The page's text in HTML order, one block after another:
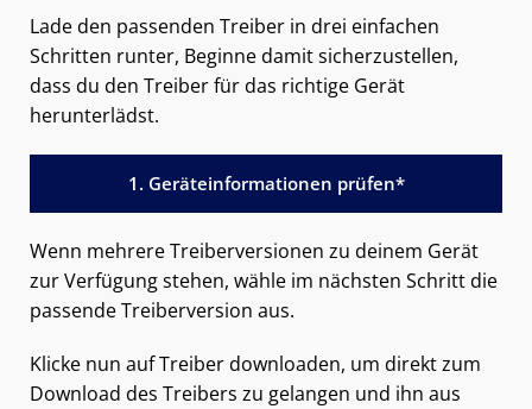
Lade den passenden Treiber in drei einfachen
Schritten runter, Beginne damit sicherzustellen,
dass du den Treiber für das richtige Gerät
herunterlädst.
1. Geräteinformationen prüfen*
Wenn mehrere Treiberversionen zu deinem Gerät
zur Verfügung stehen, wähle im nächsten Schritt die
passende Treiberversion aus.
Klicke nun auf Treiber downloaden, um direkt zum
Download des Treibers zu gelangen und ihn aus